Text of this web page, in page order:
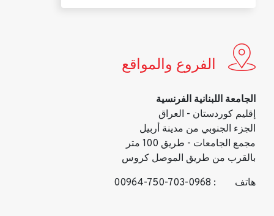
الفروع والمواقع
الجامعة اللبنانية الفرنسية
إقليم كوردستان - العراق
الجزء الجنوبي من مدينة أربيل
مجمع الجامعات - طريق 100 متر
بالقرب من طريق الموصل كروس
هاتف
: 00964-750-703-0968